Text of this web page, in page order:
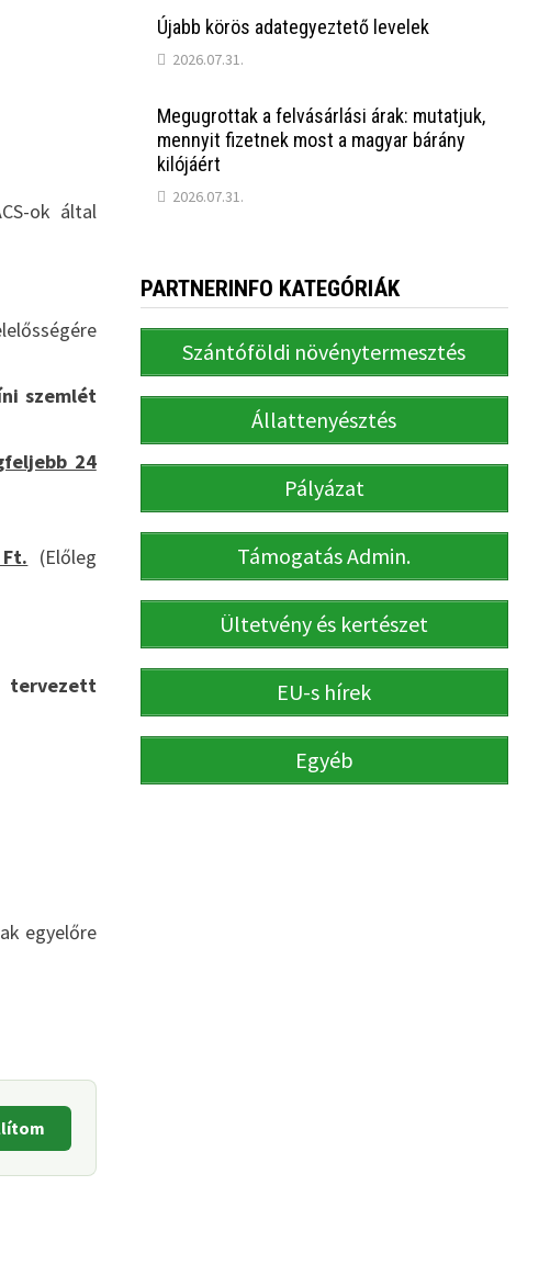
ok által
szemlét
24
(Előleg
tervezett
egyelőre
Újabb körös adategyeztető levelek
2026.07.31.
Megugrottak a felvásárlási árak: mutatjuk,
mennyit fizetnek most a magyar bárány
kilójáért
2026.07.31.
PARTNERINFO KATEGÓRIÁK
Szántóföldi növénytermesztés
Állattenyésztés
Pályázat
Támogatás Admin.
Ültetvény és kertészet
EU-s hírek
Egyéb